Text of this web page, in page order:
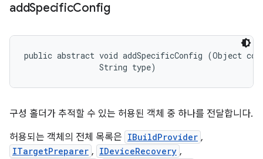
addSpecificConfig
public abstract void addSpecificConfig (Object
                String type)
구성 홀더가 추적할 수 있는 허용된 객체 중 하나를 전달합니다.
허용되는 객체의 전체 목록은 IBuildProvider ,
ITargetPreparer , IDeviceRecovery ,